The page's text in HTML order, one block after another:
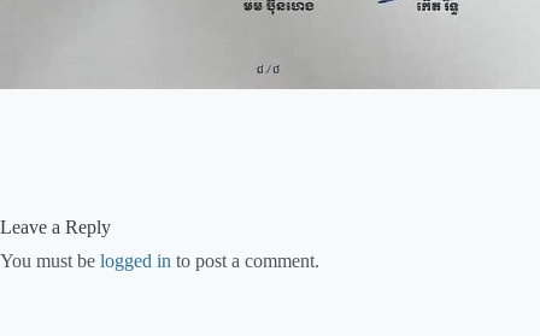
Leave a Reply
You must be logged in to post a comment.